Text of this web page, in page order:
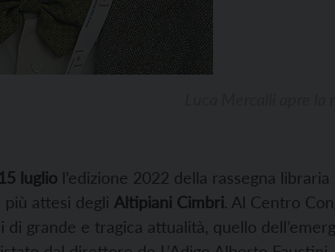
luglio l’edizione 2022 della rassegna libraria
attesi degli Altipiani Cimbri. Al Centro
grande e tragica attualità, quello